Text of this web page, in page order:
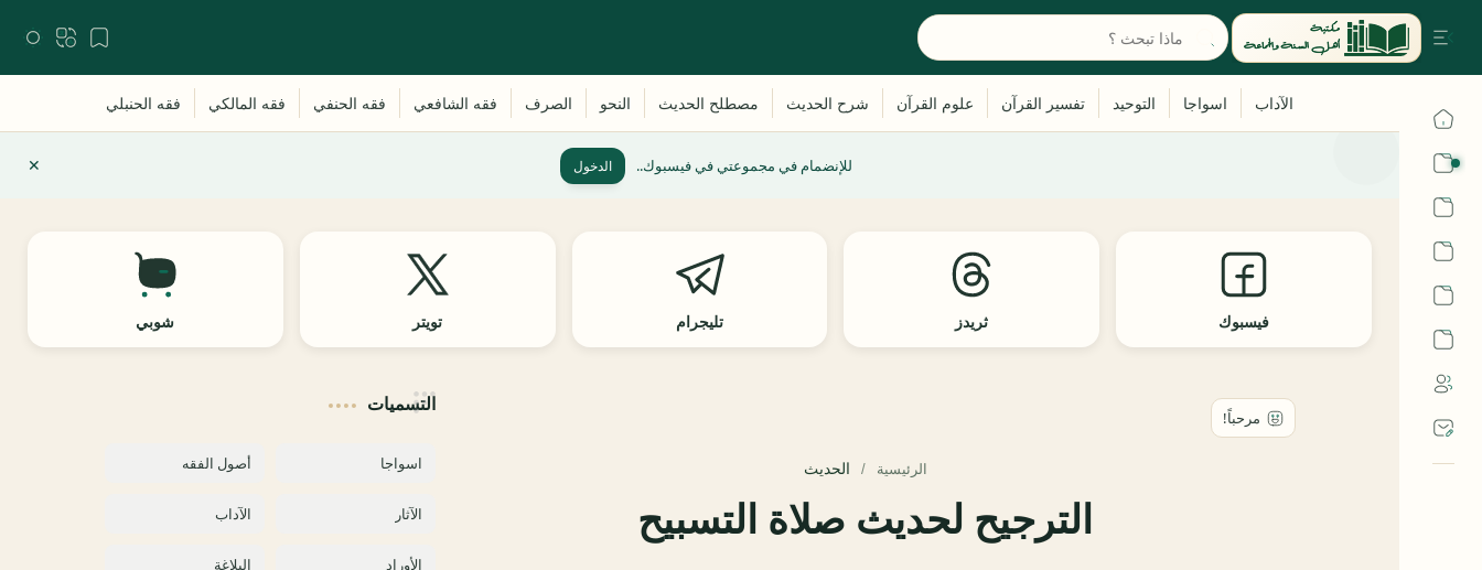
أشهر الحرم
للإنضمام في مجموعتي في فيسبوك.. الدخول
فيسبوك ثريدز تليجرام تويتر شوبي
الرئيسية الحديث
الترجيح لحديث صلاة التسبيح
التسميات